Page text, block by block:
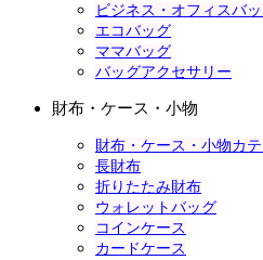
ビジネス・オフィスバ
エコバッグ
ママバッグ
バッグアクセサリー
財布・ケース・小物
財布・ケース・小物カ
長財布
折りたたみ財布
ウォレットバッグ
コインケース
カードケース